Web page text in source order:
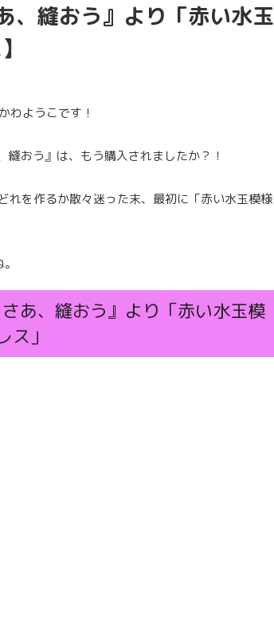
縫おう』より「赤い水玉
わようこです！
おう』は、もう購入されましたか？！
を作るか散々迷った末、最初に「赤い水玉模様
あ、縫おう』より「赤い水玉模
ス」